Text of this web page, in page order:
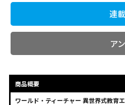
連
ア
商品概要
ワールド・ティーチャー 異世界式教育